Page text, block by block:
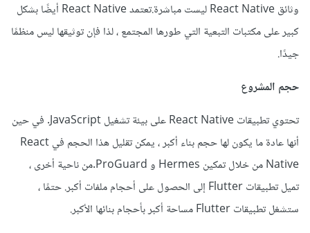
وثائق React Native ليست مباشرة.تعتمد React Native أيضًا بشكل
كبير على مكتبات التبعية التي طورها المجتمع ، لذا فإن توثيقها ليس منظمًا
جيدًا.
حجم المشروع
تحتوي تطبيقات React Native على بيئة تشغيل JavaScript. في حين
أنها عادة ما يكون لها حجم بناء أكبر ، يمكن تقليل هذا الحجم في React
Native من خلال تمكين Hermes و ProGuard.من ناحية أخرى ،
تميل تطبيقات Flutter إلى الحصول على أحجام ملفات أكبر. حتمًا ،
ستشغل تطبيقات Flutter مساحة أكبر بأحجام بنائها الأكبر.